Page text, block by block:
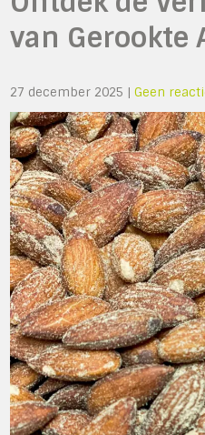
van Gerookte
27 december 2025 |Geen